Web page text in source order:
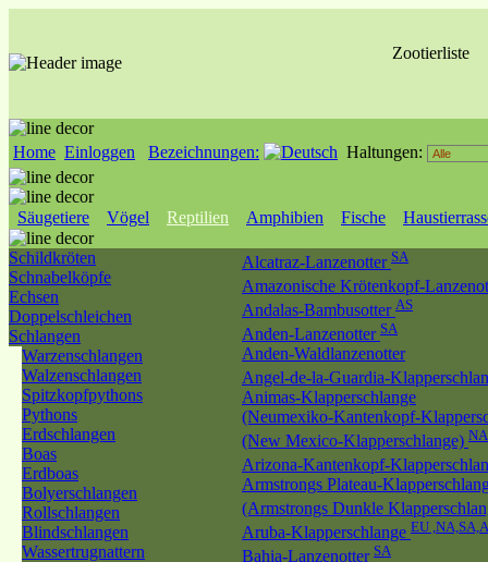
Zootierliste
Home Einloggen Bezeichnungen: Haltungen:
Säugetiere Vögel Reptilien Amphibien Fische
Schildkröten
Schnabelköpfe
Echsen
Doppelschleichen
Schlangen
Warzenschlangen
Walzenschlangen
Spitzkopfpythons
Pythons
Erdschlangen
Boas
Erdboas
Bolyerschlangen
Rollschlangen
Blindschlangen
Wassertrugnattern
Alcatraz-Lanzenotter SA
Amazonische Krötenkopf-
Andalas-Bambusotter AS
Anden-Lanzenotter SA
Anden-Waldlanzenotter
Angel-de-la-Guardia-
Animas-Klapperschlange
(Neumexiko-Kantenkopf-
(New Mexico-Klapperschlange) NA
Arizona-Kantenkopf-
Armstrongs Plateau-
(Armstrongs Dunkle
Aruba-Klapperschlange EU
Bahia-Lanzenotter SA